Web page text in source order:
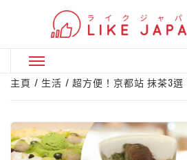
Primary
Menu
主頁 生活 超方便！京都站 抹茶3選